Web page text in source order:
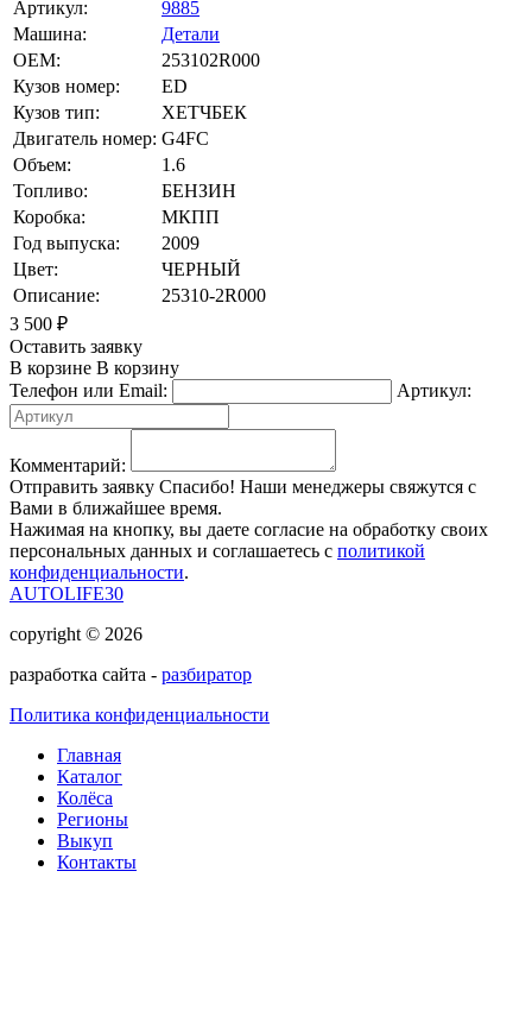
Артикул:
9885
Машина:
Детали
OEM:
253102R000
Кузов номер:
ED
Кузов тип:
ХЕТЧБЕК
Двигатель номер: G4FC
Объем:
1.6
Топливо:
БЕНЗИН
Коробка:
МКПП
Год выпуска:
2009
Цвет:
ЧЕРНЫЙ
Описание:
25310-2R000
3 500 ₽
Оставить заявку
В корзине В корзину
Телефон или Email:
Артикул:
Комментарий:
Отправить заявку Спасибо! Наши менеджеры свяжутся с
Вами в ближайшее время.
Нажимая на кнопку, вы даете согласие на обработку своих
персональных данных и соглашаетесь с политикой
конфиденциальности.
AUTOLIFE30
copyright © 2026
разработка сайта - разбиратор
Политика конфиденциальности
Главная
Каталог
Колёса
Регионы
Выкуп
Контакты